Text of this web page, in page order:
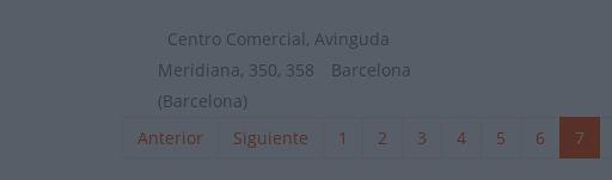
Centro Comercial, Avinguda
Meridiana, 350, 358
Barcelona
(Barcelona)
Anterior Siguiente 1 2 3 4 5 6 7